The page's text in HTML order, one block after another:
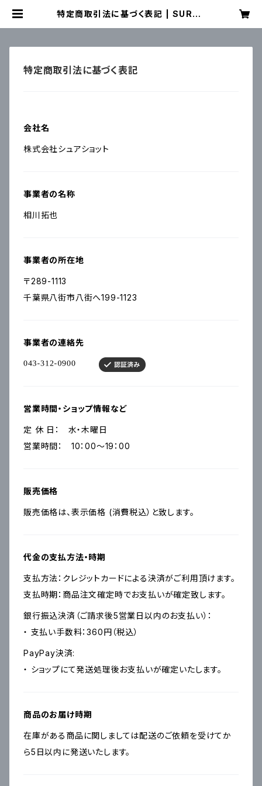
特定商取引法に基づく表記 | SURES
特定商取引法に基づく表記
会社名
株式会社シュアショット
事業者の名称
相川拓也
事業者の所在地
〒289-1113
千葉県八街市八街へ199-1123
事業者の連絡先
営業時間・ショップ情報など
定 休 日： 水・木曜日
営業時間： 10：00～19：00
販売価格
販売価格は、表示価格 (消費税込）と致します。
代金の支払方法・時期
支払方法：クレジットカードによる決済がご利用頂けます。
支払時期：商品注文確定時でお支払いが確定致します。
銀行振込決済（ご請求後5営業日以内のお支払い）：
・ 支払い手数料：360円（税込）
PayPay決済:
・ ショップにて発送処理後お支払いが確定いたします。
商品のお届け時期
在庫がある商品に関しましては配送のご依頼を受けてか
ら5日以内に発送いたします。